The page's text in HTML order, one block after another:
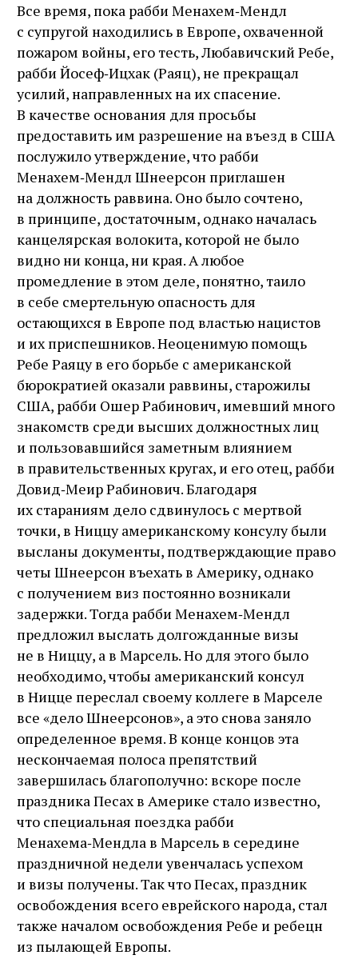
Все время, пока рабби Менахем‑Мендл
с супругой находились в Европе, охваченной
пожаром войны, его тесть, Любавичский Ребе,
рабби Йосеф‑Ицхак (Раяц), не прекращал
усилий, направленных на их спасение.
В качестве основания для просьбы
предоставить им разрешение на въезд в США
послужило утверждение, что рабби
Менахем‑Мендл Шнеерсон приглашен
на должность раввина. Оно было сочтено,
в принципе, достаточным, однако началась
канцелярская волокита, которой не было
видно ни конца, ни края. А любое
промедление в этом деле, понятно, таило
в себе смертельную опасность для
остающихся в Европе под властью нацистов
и их приспешников. Неоценимую помощь
Ребе Раяцу в его борьбе с американской
бюрократией оказали раввины, старожилы
США, рабби Ошер Рабинович, имевший много
знакомств среди высших должностных лиц
и пользовавшийся заметным влиянием
в правительственных кругах, и его отец, рабби
Довид‑Меир Рабинович. Благодаря
их стараниям дело сдвинулось с мертвой
точки, в Ниццу американскому консулу были
высланы документы, подтверждающие право
четы Шнеерсон въехать в Америку, однако
с получением виз постоянно возникали
задержки. Тогда рабби Менахем‑Мендл
предложил выслать долгожданные визы
не в Ниццу, а в Марсель. Но для этого было
необходимо, чтобы американский консул
в Ницце переслал своему коллеге в Марселе
все «дело Шнеерсонов», а это снова заняло
определенное время. В конце концов эта
нескончаемая полоса препятствий
завершилась благополучно: вскоре после
праздника Песах в Америке стало известно,
что специальная поездка рабби
Менахема‑Мендла в Марсель в середине
праздничной недели увенчалась успехом
и визы получены. Так что Песах, праздник
освобождения всего еврейского народа, стал
также началом освобождения Ребе и ребецн
из пылающей Европы.